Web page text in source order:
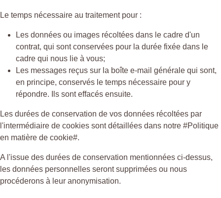
Le temps nécessaire au traitement pour :
Les données ou images récoltées dans le cadre d'un
contrat, qui sont conservées pour la durée fixée dans le
cadre qui nous lie à vous;
Les messages reçus sur la boîte e-mail générale qui sont,
en principe, conservés le temps nécessaire pour y
répondre. Ils sont effacés ensuite.
Les durées de conservation de vos données récoltées par
l'intermédiaire de cookies sont détaillées dans notre #Politique
en matière de cookie#.
A l'issue des durées de conservation mentionnées ci-dessus,
les données personnelles seront supprimées ou nous
procéderons à leur anonymisation.